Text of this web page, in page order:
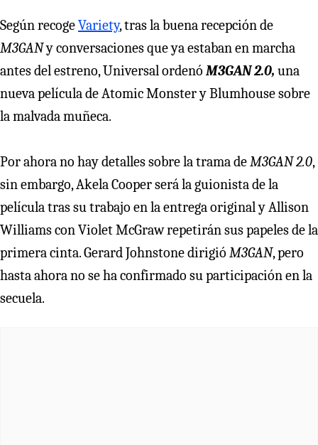
Según recogeVariety, tras la buena recepción de
M3GANy conversaciones que ya estaban en marcha
antes del estreno, Universal ordenó M3GAN 2.0, una
nueva película de Atomic Monster y Blumhouse sobre
la malvada muñeca.
Por ahora no hay detalles sobre la trama deM3GAN 2.0,
sin embargo, Akela Cooper será la guionista de la
película tras su trabajo en la entrega original y Allison
Williams con Violet McGraw repetirán sus papeles de la
primera cinta. Gerard Johnstone dirigió M3GAN, pero
hasta ahora no se ha confirmado su participación en la
secuela.